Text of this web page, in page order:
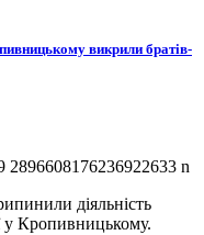
викрили братів-
діяльність
у Кропивницькому.